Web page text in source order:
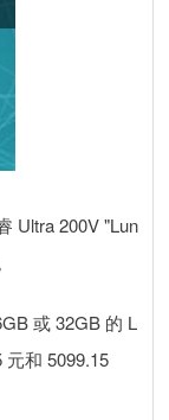
Ultra 200V "Lun
或 32GB 的 L
和 5099.15